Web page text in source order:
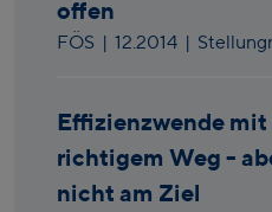
offen
FÖS | 12.2014 |
Effizienzwende
richtigem Weg -
nicht am Ziel